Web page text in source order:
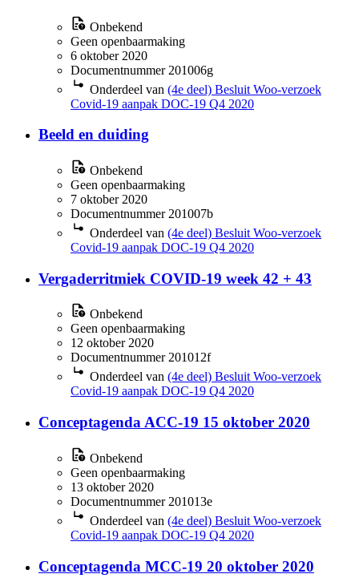
Onbekend
Geen openbaarmaking
6 oktober 2020
Documentnummer 201006g
Onderdeel van (4e deel) Besluit Woo-verzoek
Covid-19 aanpak DOC-19 Q4 2020
Beeld en duiding
Onbekend
Geen openbaarmaking
7 oktober 2020
Documentnummer 201007b
Onderdeel van (4e deel) Besluit Woo-verzoek
Covid-19 aanpak DOC-19 Q4 2020
Vergaderritmiek COVID-19 week 42 + 43
Onbekend
Geen openbaarmaking
12 oktober 2020
Documentnummer 201012f
Onderdeel van (4e deel) Besluit Woo-verzoek
Covid-19 aanpak DOC-19 Q4 2020
Conceptagenda ACC-19 15 oktober 2020
Onbekend
Geen openbaarmaking
13 oktober 2020
Documentnummer 201013e
Onderdeel van (4e deel) Besluit Woo-verzoek
Covid-19 aanpak DOC-19 Q4 2020
Conceptagenda MCC-19 20 oktober 2020